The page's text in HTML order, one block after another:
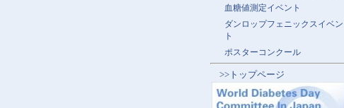
血糖値測定イベント
ダンロップフェニックスイベン
ト
ポスターコンクール
>>トップページ